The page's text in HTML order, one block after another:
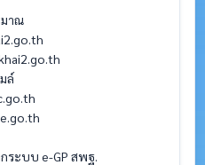
าณ
ล์
ระบบ e-GP สพฐ.